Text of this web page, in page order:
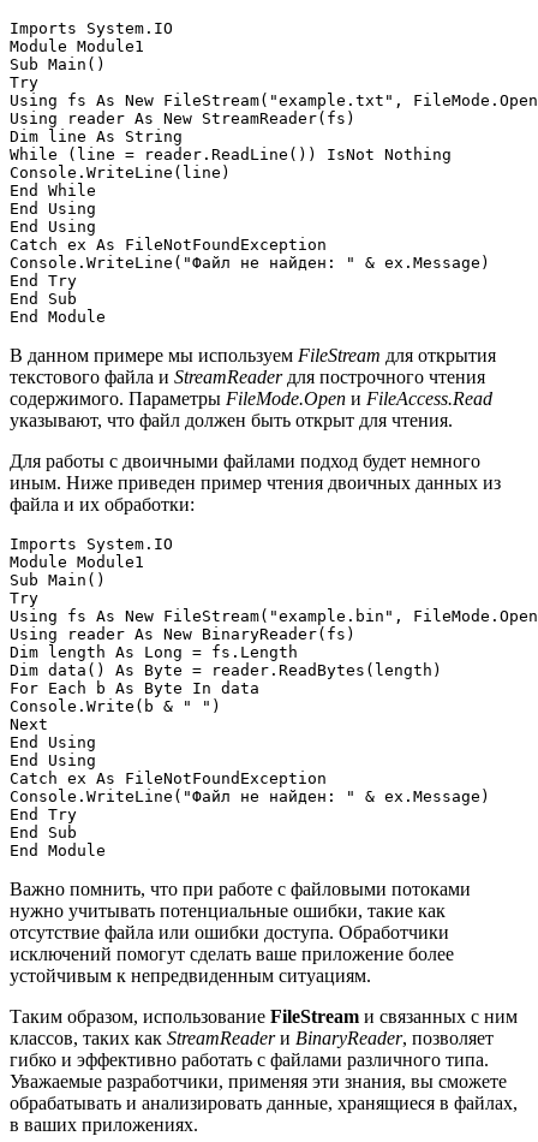
Imports System.IO
Module Module1
Sub Main()
Try
Using fs As New FileStream("example.txt",
Using reader As New StreamReader(fs)
Dim line As String
While (line = reader.ReadLine()) IsNot Nothing
Console.WriteLine(line)
End While
End Using
End Using
Catch ex As FileNotFoundException
Console.WriteLine("Файл не найден: " & ex.Message)
End Try
End Sub
В данном примере мы используем FileStream для открытия
текстового файла и StreamReaderдля построчного чтения
содержимого. Параметры FileMode.Open и FileAccess.Read
указывают, что файл должен быть открыт для чтения.
Для работы с двоичными файлами подход будет немного
иным. Ниже приведен пример чтения двоичных данных из
файла и их обработки:
Imports System.IO
Module Module1
Sub Main()
Try
Using fs As New FileStream("example.bin",
Using reader As New BinaryReader(fs)
Dim length As Long = fs.Length
Dim data() As Byte = reader.ReadBytes(length)
For Each b As Byte In data
Console.Write(b & " ")
Next
End Using
End Using
Catch ex As FileNotFoundException
Console.WriteLine("Файл не найден: " & ex.Message)
End Try
End Sub
Важно помнить, что при работе с файловыми потоками
нужно учитывать потенциальные ошибки, такие как
отсутствие файла или ошибки доступа. Обработчики
исключений помогут сделать ваше приложение более
устойчивым к непредвиденным ситуациям.
Таким образом, использование FileStream и связанных с ним
классов, таких как StreamReaderи BinaryReader, позволяет
гибко и эффективно работать с файлами различного типа.
Уважаемые разработчики, применяя эти знания, вы сможете
обрабатывать и анализировать данные, хранящиеся в файлах,
в ваших приложениях.